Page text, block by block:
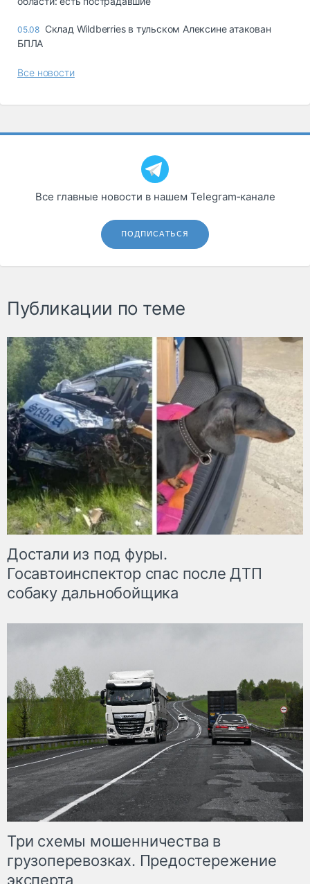
05.08 Склад Wildberries в тульском Алексине атакован
БПЛА
Все новости
Все главные новости в нашем Telegram‑канале
ПОДПИСАТЬСЯ
Публикации по теме
Достали из под фуры.
Госавтоинспектор спас после ДТП
собаку дальнобойщика
Три схемы мошенничества в
грузоперевозках. Предостережение
эксперта